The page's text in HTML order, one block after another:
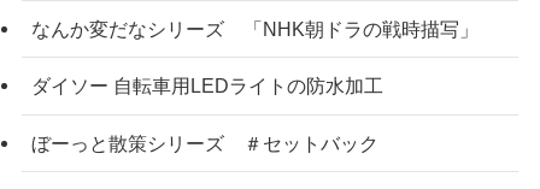
なんか変だなシリーズ 「NHK朝ドラの戦時描写」
ダイソー 自転車用LEDライトの防水加工
ぼーっと散策シリーズ ＃セットバック